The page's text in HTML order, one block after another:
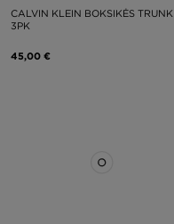
CALVIN KLEIN BOKSIKĖS TRUNK
3PK
45,00 €